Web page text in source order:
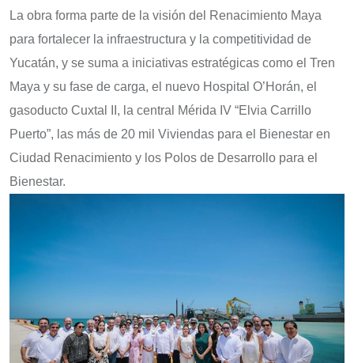
La obra forma parte de la visión del Renacimiento Maya
para fortalecer la infraestructura y la competitividad de
Yucatán, y se suma a iniciativas estratégicas como el Tren
Maya y su fase de carga, el nuevo Hospital O’Horán, el
gasoducto Cuxtal II, la central Mérida IV “Elvia Carrillo
Puerto”, las más de 20 mil Viviendas para el Bienestar en
Ciudad Renacimiento y los Polos de Desarrollo para el
Bienestar.